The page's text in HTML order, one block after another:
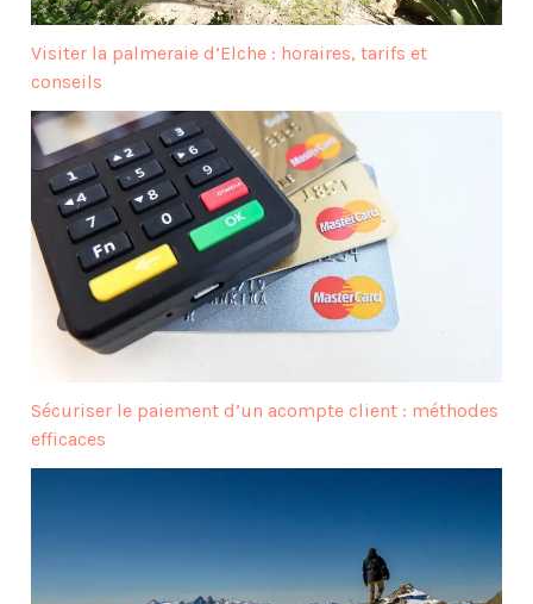
Visiter la palmeraie d’Elche : horaires, tarifs et
conseils
Sécuriser le paiement d’un acompte client : méthodes
efficaces